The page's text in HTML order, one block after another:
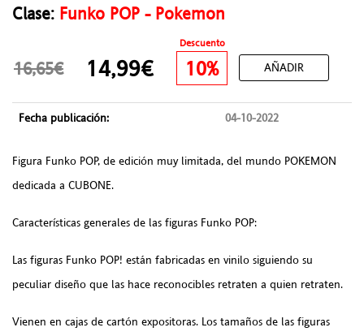
Clase: Funko POP - Pokemon
Descuento
16,65€ 14,99€ 10% AÑADIR
Fecha publicación: 04-10-2022
Figura Funko POP, de edición muy limitada, del mundo POKEMON
dedicada a CUBONE.
Características generales de las figuras Funko POP:
Las figuras Funko POP! están fabricadas en vinilo siguiendo su
peculiar diseño que las hace reconocibles retraten a quien retraten.
Vienen en cajas de cartón expositoras. Los tamaños de las figuras